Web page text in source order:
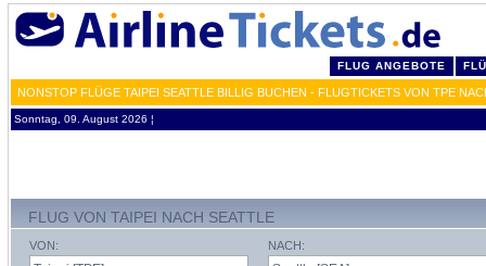
FLUG ANGEBOTE
NONSTOP FLÜGE TAIPEI SEATTLE BILLIG BUCHEN - FLUGTICKETS VON TPE
Sonntag, 09. August 2026 ¦
FLUG VON TAIPEI NACH SEATTLE
VON: NACH: